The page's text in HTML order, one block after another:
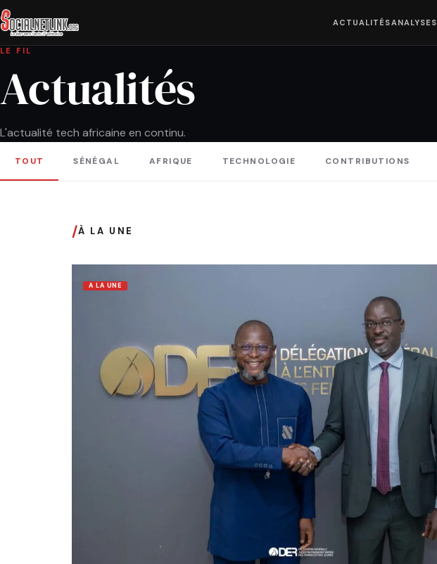
ACTUALITÉSANALYSES
LE FIL
Actualités
L'actualité tech africaine en continu.
TOUT SÉNÉGAL AFRIQUE TECHNOLOGIE CONTRIBUTIONS
/À LA UNE
A LA UNE